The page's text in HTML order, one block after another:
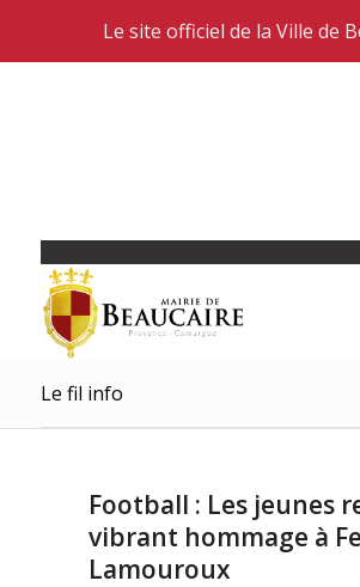
Le fil info
Football : Les jeunes
vibrant hommage à
Lamouroux
Le site officiel de la Ville de